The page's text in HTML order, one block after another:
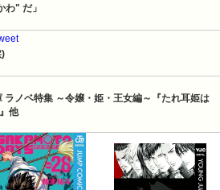
わ" だ」
)
ラノベ特集 ～令嬢・姫・王女編～『たれ耳姫は
他